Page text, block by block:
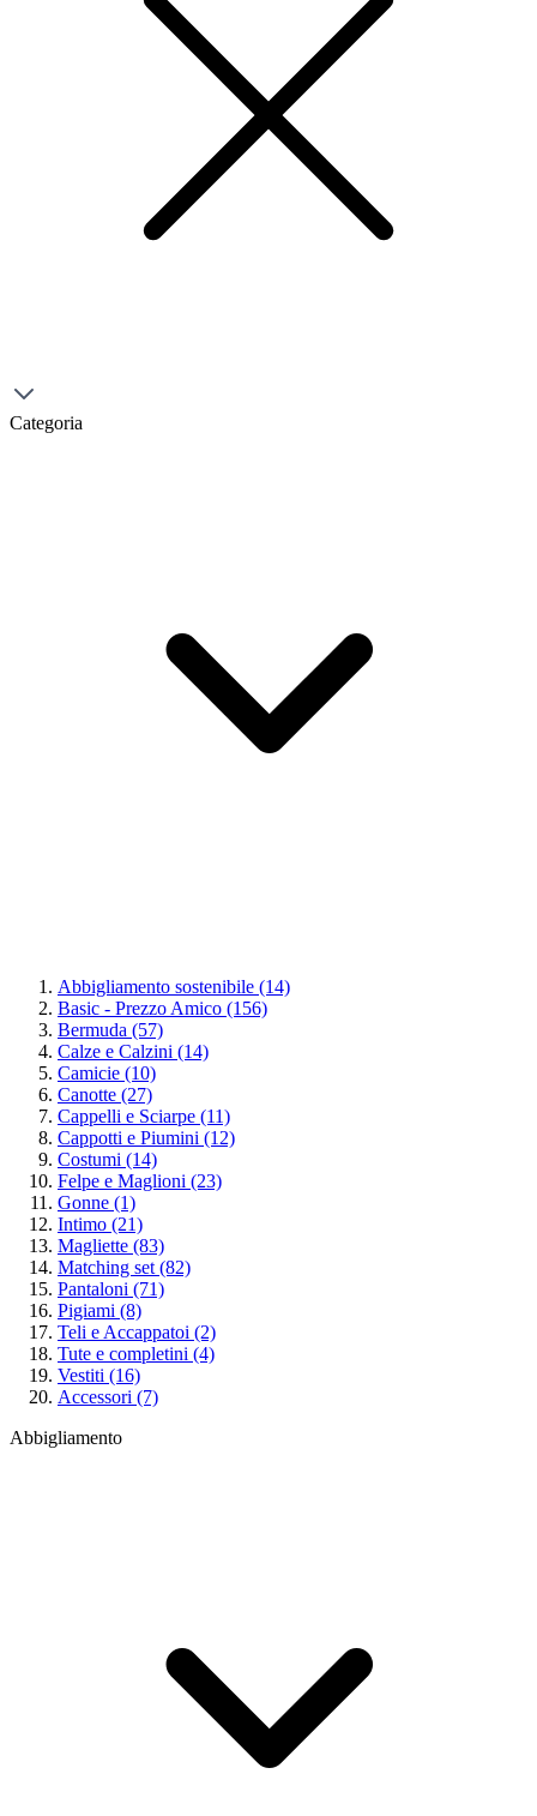
Categoria
Abbigliamento sostenibile (14)
Basic - Prezzo Amico (156)
Bermuda (57)
Calze e Calzini (14)
Camicie (10)
Canotte (27)
Cappelli e Sciarpe (11)
Cappotti e Piumini (12)
Costumi (14)
Felpe e Maglioni (23)
Gonne (1)
Intimo (21)
Magliette (83)
Matching set (82)
Pantaloni (71)
Pigiami (8)
Teli e Accappatoi (2)
Tute e completini (4)
Vestiti (16)
Accessori (7)
Abbigliamento